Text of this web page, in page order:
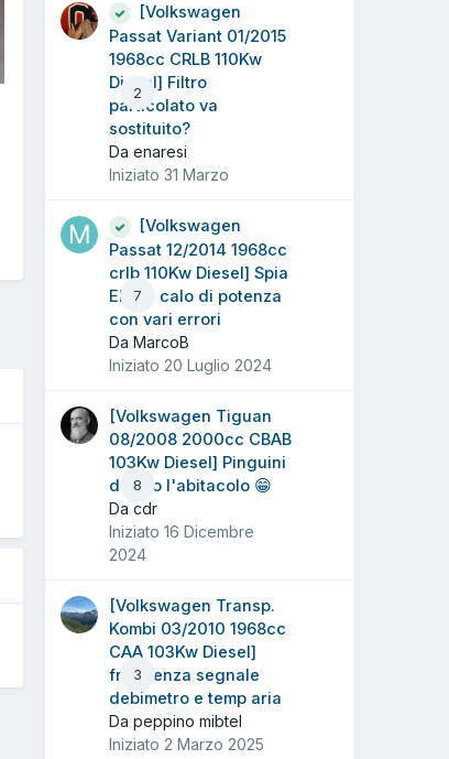
2
[Volkswagen
Passat Variant 01/2015
1968cc CRLB 110Kw
Diesel] Filtro
particolato va
sostituito?
Da enaresi
Iniziato 31 Marzo
7
[Volkswagen
Passat 12/2014 1968cc
crlb 110Kw Diesel] Spia
EPC e calo di potenza
con vari errori
Da MarcoB
Iniziato 20 Luglio 2024
8
[Volkswagen Tiguan
08/2008 2000cc CBAB
103Kw Diesel] Pinguini
dentro l'abitacolo 😁
Da cdr
Iniziato 16 Dicembre
2024
3
[Volkswagen Transp.
Kombi 03/2010 1968cc
CAA 103Kw Diesel]
frequenza segnale
debimetro e temp aria
Da peppino mibtel
Iniziato 2 Marzo 2025